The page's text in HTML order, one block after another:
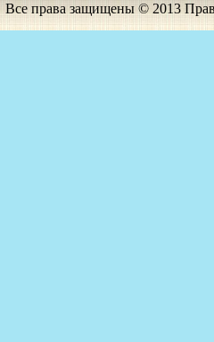
Все права защищены © 2013